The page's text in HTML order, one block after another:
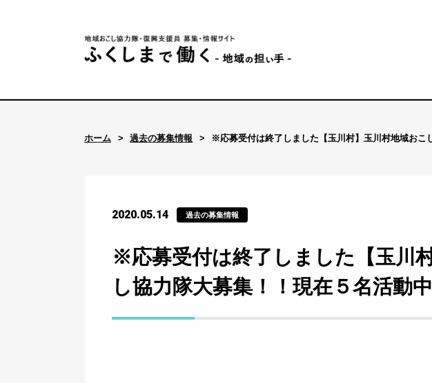
ホーム 過去の募集情報 ※応募受付は終了しました【玉川村】玉川村地域おこ
2020.05.14 過去の募集情報
※応募受付は終了しました【玉川
し協力隊大募集！！現在５名活動中